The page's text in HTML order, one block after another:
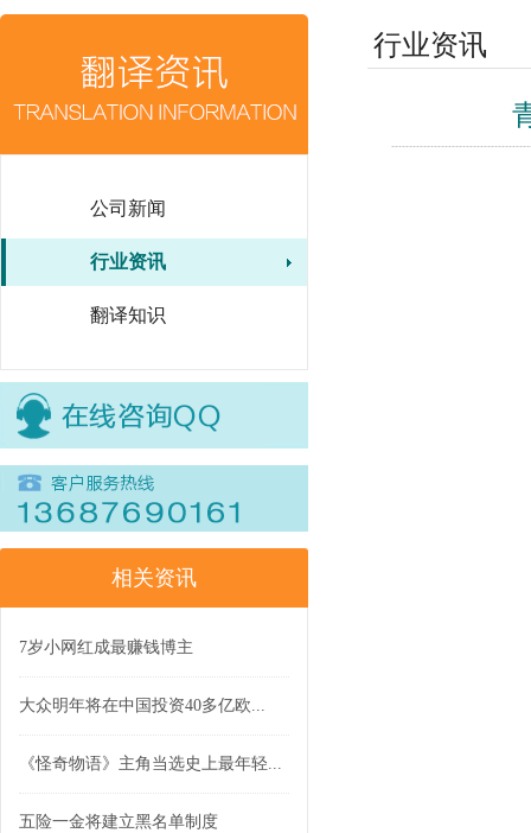
公司新闻
行业资讯
翻译知识
相关资讯
7岁小网红成最赚钱博主
大众明年将在中国投资40多亿欧...
《怪奇物语》主角当选史上最年轻...
五险一金将建立黑名单制度
行业资讯